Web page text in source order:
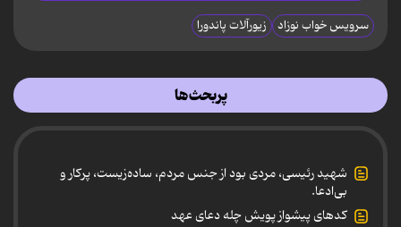
سرویس خواب نوزاد زیورآلات پاندورا
پربحث‌ها
شهید رئیسی، مردی بود از جنس مردم، ساده‌زیست، پرکار و
بی‌ادعا.
کدهای پیشواز پویش چله دعای عهد